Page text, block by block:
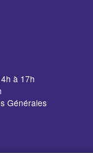
à 17h
Générales